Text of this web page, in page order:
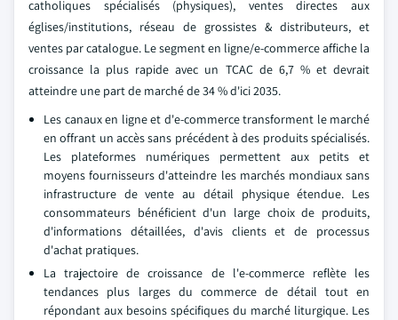
catholiques spécialisés (physiques), ventes directes aux
églises/institutions, réseau de grossistes & distributeurs, et
ventes par catalogue. Le segment en ligne/e-commerce affiche la
croissance la plus rapide avec un TCAC de 6,7 % et devrait
atteindre une part de marché de 34 % d'ici 2035.
Les canaux en ligne et d'e-commerce transforment le marché
en offrant un accès sans précédent à des produits spécialisés.
Les plateformes numériques permettent aux petits et
moyens fournisseurs d'atteindre les marchés mondiaux sans
infrastructure de vente au détail physique étendue. Les
consommateurs bénéficient d'un large choix de produits,
d'informations détaillées, d'avis clients et de processus
d'achat pratiques.
La trajectoire de croissance de l'e-commerce reflète les
tendances plus larges du commerce de détail tout en
répondant aux besoins spécifiques du marché liturgique. Les